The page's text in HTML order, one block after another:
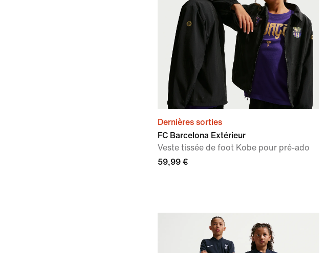
Dernières sorties
FC Barcelona Extérieur
Veste tissée de foot Kobe pour pré-ado
59,99 €